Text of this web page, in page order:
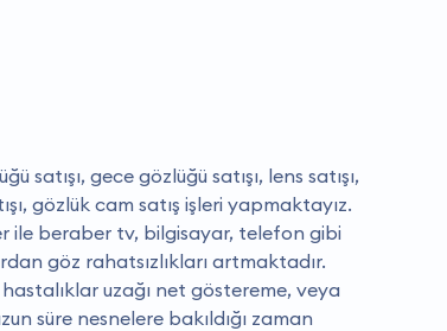
satışı, gece gözlüğü satışı, lens satışı,
gözlük cam satış işleri yapmaktayız.
ile beraber tv, bilgisayar, telefon gibi
göz rahatsızlıkları artmaktadır.
uzağı net göstereme, veya
süre nesnelere bakıldığı zaman